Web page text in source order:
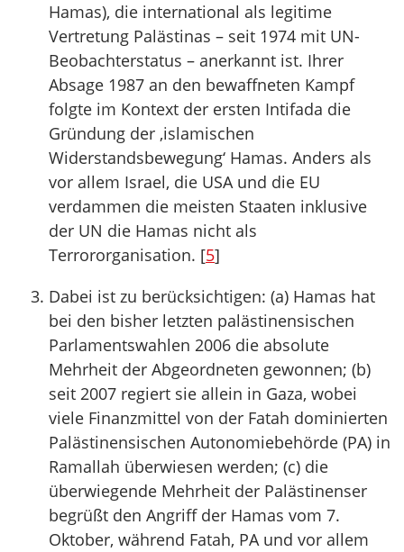
Hamas), die international als legitime
Vertretung Palästinas – seit 1974 mit UN-
Beobachterstatus – anerkannt ist. Ihrer
Absage 1987 an den bewaffneten Kampf
folgte im Kontext der ersten Intifada die
Gründung der ‚islamischen
Widerstandsbewegung‘ Hamas. Anders als
vor allem Israel, die USA und die EU
verdammen die meisten Staaten inklusive
der UN die Hamas nicht als
Terrororganisation. [5]
Dabei ist zu berücksichtigen: (a) Hamas hat
bei den bisher letzten palästinensischen
Parlamentswahlen 2006 die absolute
Mehrheit der Abgeordneten gewonnen; (b)
seit 2007 regiert sie allein in Gaza, wobei
viele Finanzmittel von der Fatah dominierten
Palästinensischen Autonomiebehörde (PA) in
Ramallah überwiesen werden; (c) die
überwiegende Mehrheit der Palästinenser
begrüßt den Angriff der Hamas vom 7.
Oktober, während Fatah, PA und vor allem